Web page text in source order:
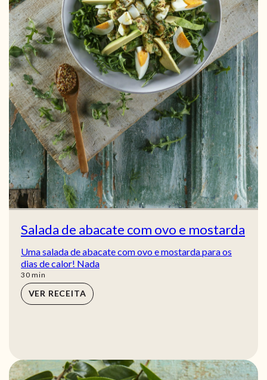
Salada de abacate com ovo e mostarda
Uma salada de abacate com ovo e mostarda para os
dias de calor! Nada
30min
min
VER RECEITA